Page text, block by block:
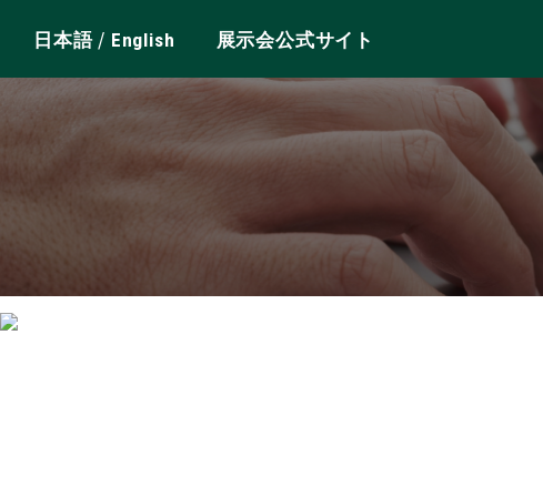
日本語/ English 展示会公式サイト